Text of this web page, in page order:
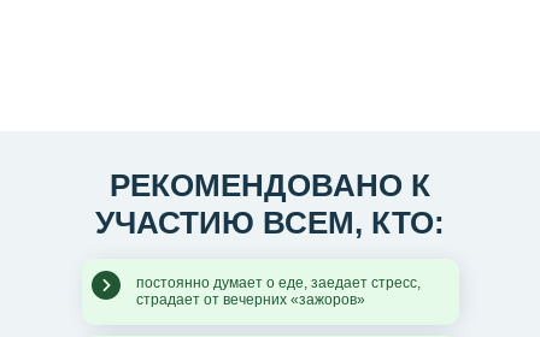
РЕКОМЕНДОВАНО К
УЧАСТИЮ ВСЕМ, КТО:
постоянно думает о еде, заедает стресс,
страдает от вечерних «зажоров»